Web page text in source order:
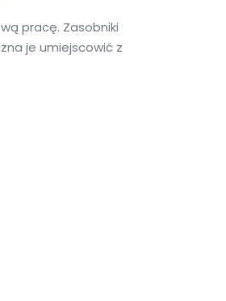
pracę. Zasobniki
je umiejscowić z